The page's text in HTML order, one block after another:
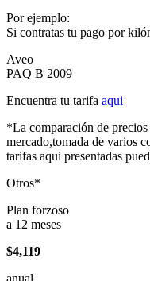
Por ejemplo:
Si contratas tu pago por
Aveo
PAQ B 2009
Encuentra tu tarifa aqui
*La comparación de
mercado,tomada de varios
tarifas aqui presentadas
Otros*
Plan forzoso
a 12 meses
$4,119
anual